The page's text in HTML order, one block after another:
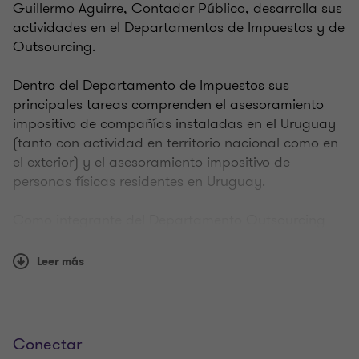
Guillermo Aguirre, Contador Público, desarrolla sus
actividades en el Departamentos de Impuestos y de
Outsourcing.
Dentro del Departamento de Impuestos sus
principales tareas comprenden el asesoramiento
impositivo de compañías instaladas en el Uruguay
(tanto con actividad en territorio nacional como en
el exterior) y el asesoramiento impositivo de
personas físicas residentes en Uruguay.
asesoramiento contable, liquidación de impuestos,
nacional como en el exterior).
Leer más
Conectar